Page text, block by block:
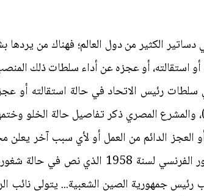
الكثير من دول العالم؛ فهناك من
رئيس الاتحاد في حالة استقالته أو
أو في حالة توجيه اتهام جنائي له(5)، والمشرع المصري ذكر